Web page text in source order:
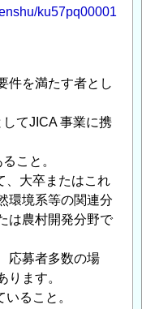
ku57pq00001
件を満たす者とし
してJICA 事業に携
こと。
、大卒またはこれ
環境系等の関連分
は農村開発分野で
応募者多数の場
ります。
ること。